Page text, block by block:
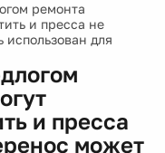
ремонта
и пресса не
для
и пресса
может